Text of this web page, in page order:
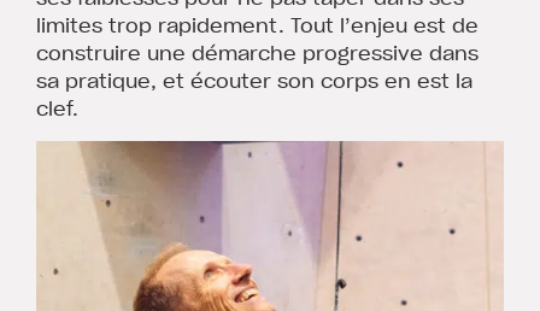
limites trop rapidement. Tout l’enjeu est de
construire une démarche progressive dans
sa pratique, et écouter son corps en est la
clef.